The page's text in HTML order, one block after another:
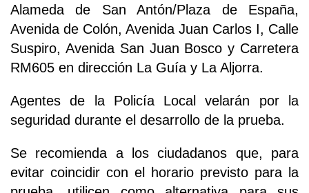
Alameda de San Antón/Plaza de España,
Avenida de Colón, Avenida Juan Carlos I, Calle
Suspiro, Avenida San Juan Bosco y Carretera
RM605 en dirección La Guía y La Aljorra.
Agentes de la Policía Local velarán por la
seguridad durante el desarrollo de la prueba.
Se recomienda a los ciudadanos que, para
evitar coincidir con el horario previsto para la